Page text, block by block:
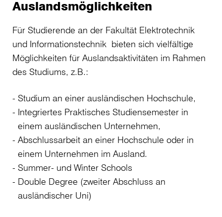
Auslandsmöglichkeiten
Für Studierende an der Fakultät Elektrotechnik
und Informationstechnik bieten sich vielfältige
Möglichkeiten für Auslandsaktivitäten im Rahmen
des Studiums, z.B.:
Studium an einer ausländischen Hochschule,
Integriertes Praktisches Studiensemester in
einem ausländischen Unternehmen,
Abschlussarbeit an einer Hochschule oder in
einem Unternehmen im Ausland.
Summer- und Winter Schools
Double Degree (zweiter Abschluss an
ausländischer Uni)